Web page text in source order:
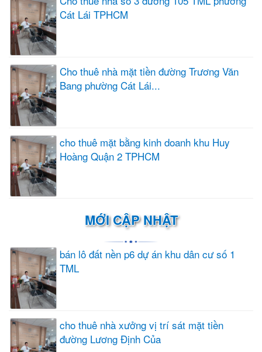
Cát Lái TPHCM
Cho thuê nhà mặt tiền đường Trương Văn
Bang phường Cát Lái...
cho thuê mặt bằng kinh doanh khu Huy
Hoàng Quận 2 TPHCM
MỚI CẬP NHẬT
bán lô đất nền p6 dự án khu dân cư số 1
TML
cho thuê nhà xưởng vị trí sát mặt tiền
đường Lương Định Của